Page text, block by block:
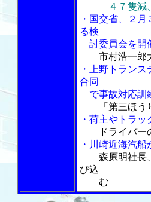
４７隻減、
・国交省、２
る検
討委員会を開
市村浩一郎
・上野トラン
合同
で事故対応訓
「第三ほ
・荷主やトラ
ドライバ
・川崎近海汽
森原明社長
び込
む